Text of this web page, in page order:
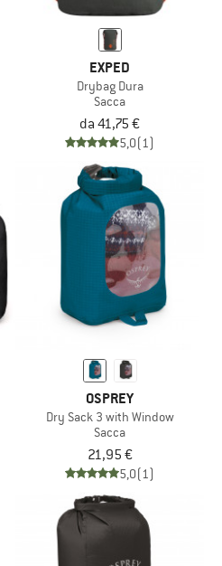
EXPED
Drybag Dura
Sacca
da 41,75 €
5,0(1)
OSPREY
Dry Sack 3 with Window
Sacca
21,95 €
5,0(1)